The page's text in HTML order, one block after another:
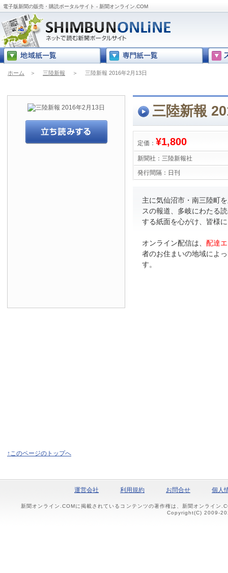
電子版新聞の販売・購読ポータルサイト - 新聞オンライン.COM
ホーム ＞ 三陸新報 ＞ 三陸新報 2016年2月13日
三陸新報
定価： ¥1,800
新聞社： 三陸新報社
発行間隔： 日刊
主に気仙沼市・南三陸町
スの報道、多岐にわたる
する紙面を心がけ、皆様
オンライン配信は、 配達
者のお住まいの地域によ
す。
↑このページのトップへ
運営会社 利用規約 お問合せ 個人
新聞オンライン.COMに掲載されているコンテンツの著作権は、新聞オンライン
Copyright(C) 2009-